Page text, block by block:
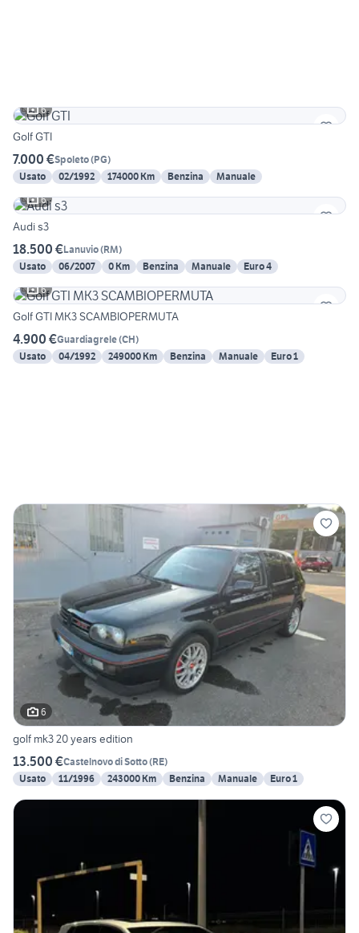
6
Golf GTI
7.000 €Spoleto(PG)
Usato
02/1992 174000 Km Benzina
Manuale
6
Audi s3
18.500 €Lanuvio(RM)
Usato
06/2007 0 Km Benzina Manuale
Euro 4
6
Golf GTI MK3 SCAMBIOPERMUTA
4.900 €Guardiagrele(CH)
Usato
04/1992 249000 Km Benzina Manuale Euro 1
6
golf mk3 20 years edition
13.500 €Castelnovo di Sotto(RE)
Usato
11/1996 243000 Km Benzina Manuale Euro 1